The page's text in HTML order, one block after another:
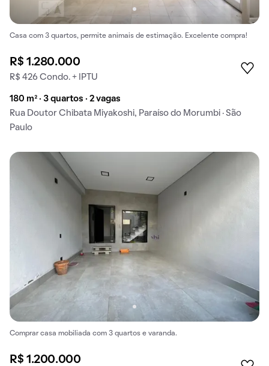
Casa com 3 quartos, permite animais de estimação. Excelente compra!
R$ 1.280.000
R$ 426 Condo. + IPTU
180 m² · 3 quartos · 2 vagas
Rua Doutor Chibata Miyakoshi, Paraíso do Morumbi · São
Paulo
Comprar casa mobiliada com 3 quartos e varanda.
R$ 1.200.000